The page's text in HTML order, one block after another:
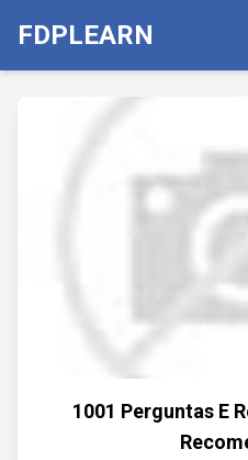
FDPLEARN
1001 Perguntas E